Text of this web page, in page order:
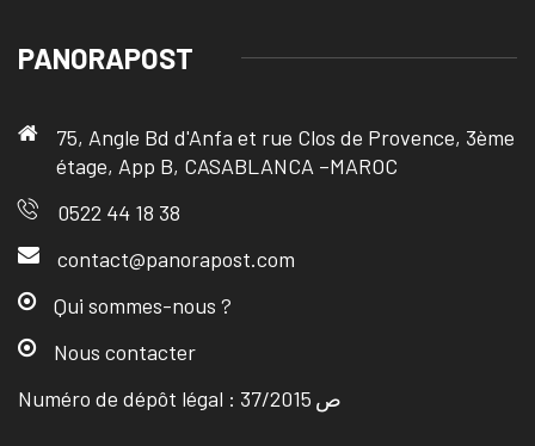
PANORAPOST
75, Angle Bd d'Anfa et rue Clos de Provence, 3ème
étage, App B, CASABLANCA –MAROC
0522 44 18 38
contact@panorapost.com
Qui sommes-nous ?
Nous contacter
Numéro de dépôt légal : ص 37/2015